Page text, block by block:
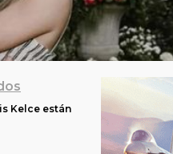
Kelce están